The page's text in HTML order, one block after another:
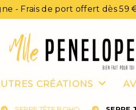
- Frais de port offert dès 59
CRÉATIONS